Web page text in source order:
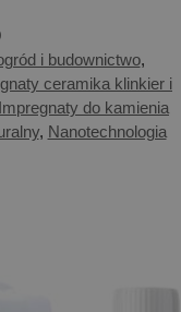
i budownictwo,
ceramika klinkier i
Impregnaty do kamienia
, Nanotechnologia